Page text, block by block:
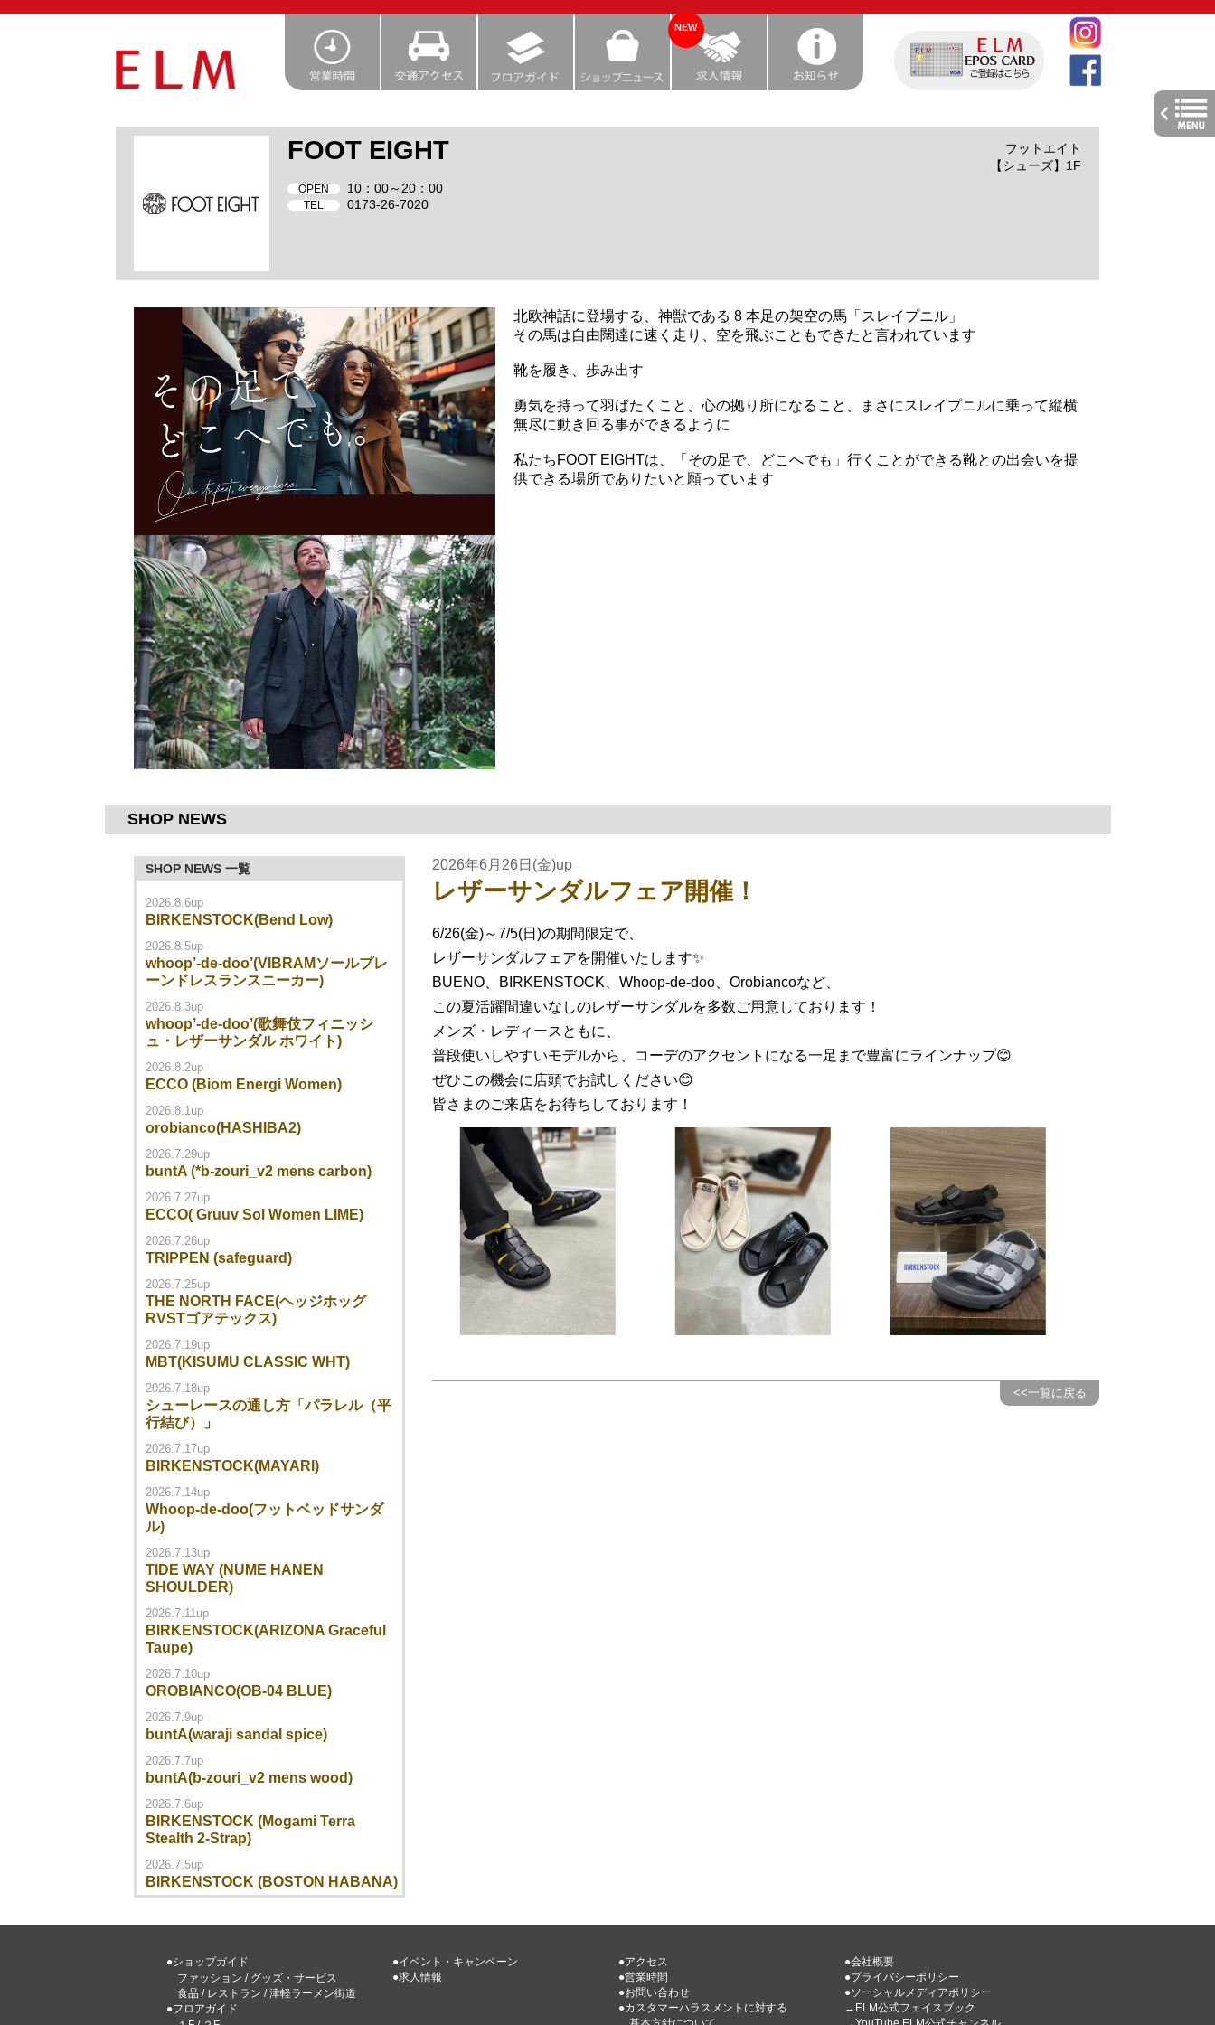
toggle
NEW
FOOT EIGHT
フットエイト
【シューズ】1F
OPEN 10：00～20：00
TEL 0173-26-7020
北欧神話に登場する、神獣である 8 本足の架空の馬「スレイプニル」
その馬は自由闊達に速く走り、空を飛ぶこともできたと言われています
靴を履き、歩み出す
勇気を持って羽ばたくこと、心の拠り所になること、まさにスレイプニルに乗って縦横
無尽に動き回る事ができるように
私たちFOOT EIGHTは、「その足で、どこへでも」行くことができる靴との出会いを提
供できる場所でありたいと願っています
SHOP NEWS
SHOP NEWS 一覧
2026.8.6up
BIRKENSTOCK(Bend Low)
2026.8.5up
whoop’-de-doo’(VIBRAMソールプレ
ーンドレスランスニーカー)
2026.8.3up
whoop’-de-doo’(歌舞伎フィニッシ
ュ・レザーサンダル ホワイト)
2026.8.2up
ECCO (Biom Energi Women)
2026.8.1up
orobianco(HASHIBA2)
2026.7.29up
buntA (*b-zouri_v2 mens carbon)
2026.7.27up
ECCO( Gruuv Sol Women LIME)
2026.7.26up
TRIPPEN (safeguard)
2026.7.25up
THE NORTH FACE(ヘッジホッグ
RVSTゴアテックス)
2026.7.19up
MBT(KISUMU CLASSIC WHT)
2026.7.18up
シューレースの通し方「パラレル（平
行結び）」
2026.7.17up
BIRKENSTOCK(MAYARI)
2026.7.14up
Whoop-de-doo(フットベッドサンダ
ル)
2026.7.13up
TIDE WAY (NUME HANEN
SHOULDER)
2026.7.11up
BIRKENSTOCK(ARIZONA Graceful
Taupe)
2026.7.10up
OROBIANCO(OB-04 BLUE)
2026.7.9up
buntA(waraji sandal spice)
2026.7.7up
buntA(b-zouri_v2 mens wood)
2026.7.6up
BIRKENSTOCK (Mogami Terra
Stealth 2-Strap)
2026.7.5up
BIRKENSTOCK (BOSTON HABANA)
2026年6月26日(金)up
レザーサンダルフェア開催！
6/26(金)～7/5(日)の期間限定で、
レザーサンダルフェアを開催いたします✨
BUENO、BIRKENSTOCK、Whoop-de-doo、Orobiancoなど、
この夏活躍間違いなしのレザーサンダルを多数ご用意しております！
メンズ・レディースともに、
普段使いしやすいモデルから、コーデのアクセントになる一足まで豊富にラインナップ😊
ぜひこの機会に店頭でお試しください😊
皆さまのご来店をお待ちしております！
<<一覧に戻る
●ショップガイド
ファッション / グッズ・サービス
食品 / レストラン /津軽ラーメン街道
●フロアガイド
●イベント・キャンペーン
●求人情報
●アクセス
●営業時間
●お問い合わせ
●カスタマーハラスメントに対する
●会社概要
●プライバシーポリシー
●ソーシャルメディアポリシー
→ELM公式フェイスブック